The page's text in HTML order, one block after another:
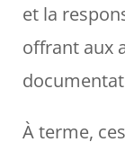
et la
offrant aux
À terme,